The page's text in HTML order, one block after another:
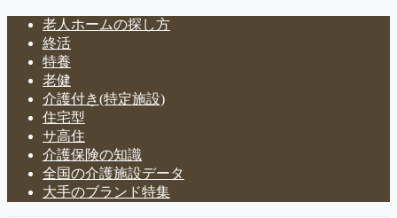
老人ホームの探し方
終活
特養
老健
介護付き(特定施設)
住宅型
サ高住
介護保険の知識
全国の介護施設データ
大手のブランド特集